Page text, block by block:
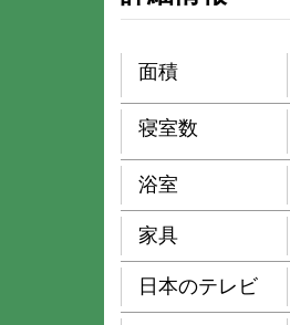
面積
寝室数
浴室
家具
日本のテレビ